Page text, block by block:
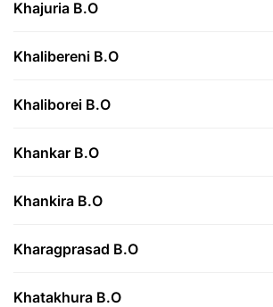
Khajuria B.O
Khalibereni B.O
Khaliborei B.O
Khankar B.O
Khankira B.O
Kharagprasad B.O
Khatakhura B.O